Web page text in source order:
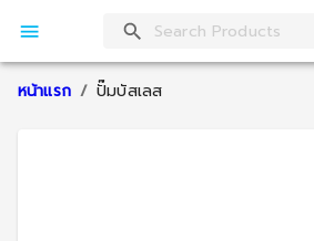
หน้าแรก / ปั๊มบัสเลส